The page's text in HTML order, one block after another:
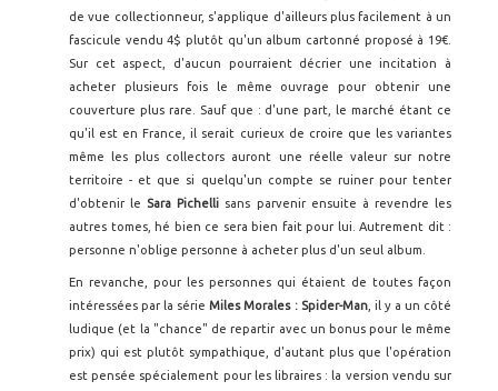
de vue collectionneur, s'applique d'ailleurs plus facilement à un
fascicule vendu 4$ plutôt qu'un album cartonné proposé à 19€.
Sur cet aspect, d'aucun pourraient décrier une incitation à
acheter plusieurs fois le même ouvrage pour obtenir une
couverture plus rare. Sauf que : d'une part, le marché étant ce
qu'il est en France, il serait curieux de croire que les variantes
même les plus collectors auront une réelle valeur sur notre
territoire - et que si quelqu'un compte se ruiner pour tenter
d'obtenir le Sara Pichelli sans parvenir ensuite à revendre les
autres tomes, hé bien ce sera bien fait pour lui. Autrement dit :
personne n'oblige personne à acheter plus d'un seul album.
En revanche, pour les personnes qui étaient de toutes façon
intéressées par la sérieMiles Morales : Spider-Man, il y a un côté
ludique (et la "chance" de repartir avec un bonus pour le même
prix) qui est plutôt sympathique, d'autant plus que l'opération
est pensée spécialement pour les libraires : la version vendu sur